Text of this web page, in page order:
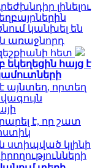
լինելու
կանխել են
առաջնորդ
հետ
հայց է
այնտեղ, որտեղ
է, որ շատ
ստիպված կլինի